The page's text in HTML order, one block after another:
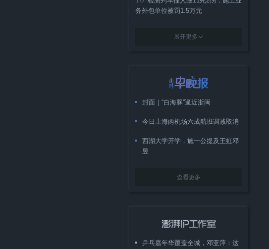
务外包单位被罚1.5万元
展开更多
封面｜“白海豚”逼近浙闽
今日上海两机场六成航班调减取消
西湖大学开学，施一公提及王虹邓
昱
查看更多
乒乓嘉年华覆盖全城，邓亚萍：这